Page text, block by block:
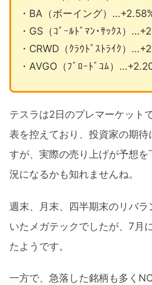
・BA（ボーイング）
・GS（ｺﾞｰﾙﾄﾞﾏﾝ･ｻｯｸｽ）
・CRWD（ｸﾗｳﾄﾞｽﾄﾗｲｸ）
・AVGO（ﾌﾞﾛｰﾄﾞｺﾑ）
テスラは2日のプレマーケット
表を控えており、投資家の期待
すが、実際の売り上げが予想
況になるかも知れませんね。
週末、月末、四半期末のリバ
いたメガテックでしたが、7月
たようです。
一方で、急落した銘柄も多く